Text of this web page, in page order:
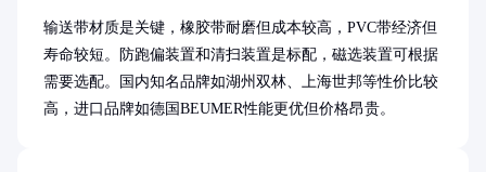
输送带材质是关键，橡胶带耐磨但成本较高，PVC带经济但
寿命较短。防跑偏装置和清扫装置是标配，磁选装置可根据
需要选配。国内知名品牌如湖州双林、上海世邦等性价比较
高，进口品牌如德国BEUMER性能更优但价格昂贵。